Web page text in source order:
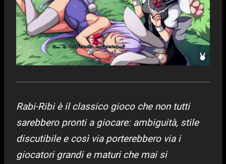
Rabi-Ribi è il classico gioco che non tutti
sarebbero pronti a giocare: ambiguità, stile
discutibile e così via porterebbero via i
giocatori grandi e maturi che mai si